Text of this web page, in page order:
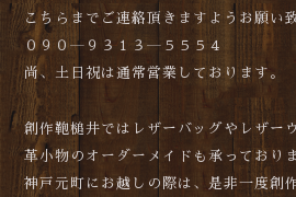
こちらまでご連絡頂きますようお願い
０９０―９３１３―５５５４
尚、土日祝は通常営業しております。
創作鞄槌井ではレザーバッグやレザー
革小物のオーダーメイドも承っており
神戸元町にお越しの際は、是非一度創